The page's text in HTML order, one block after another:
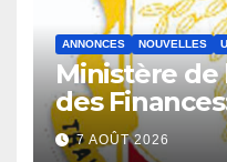
ANNONCES NOUVELLES
Ministère de
des
d’Offres
7 AOÛT 2026